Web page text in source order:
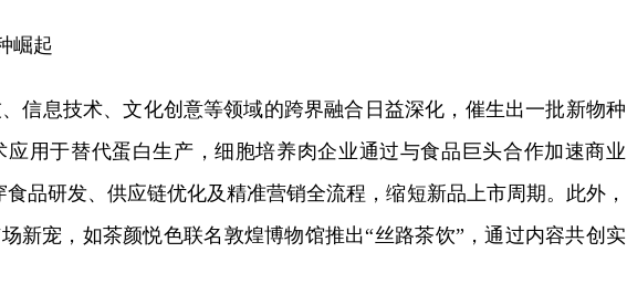
崛起
信息技术、文化创意等领域的跨界融合日益深化，催生出一批新物种
用于替代蛋白生产，细胞培养肉企业通过与食品巨头合作加速商业
品研发、供应链优化及精准营销全流程，缩短新品上市周期。此外，
新宠，如茶颜悦色联名敦煌博物馆推出“丝路茶饮”，通过内容共创实